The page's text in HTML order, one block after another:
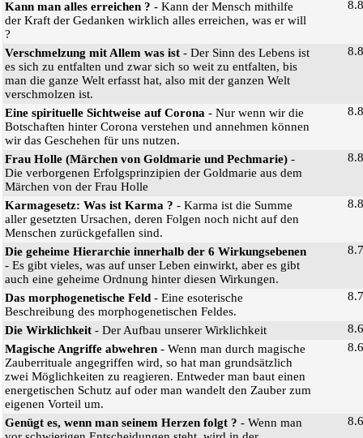
Kann man alles erreichen ? - Kann der Mensch mithilfe
der Kraft der Gedanken wirklich alles erreichen, was er will
?
8.8
Verschmelzung mit Allem was ist - Der Sinn des Lebens ist
es sich zu entfalten und zwar sich so weit zu entfalten, bis
man die ganze Welt erfasst hat, also mit der ganzen Welt
verschmolzen ist.
8.8
Eine spirituelle Sichtweise auf Corona - Nur wenn wir die
Botschaften hinter Corona verstehen und annehmen können
wir das Geschehen für uns nutzen.
8.8
Frau Holle (Märchen von Goldmarie und Pechmarie) -
Die verborgenen Erfolgsprinzipien der Goldmarie aus dem
Märchen von der Frau Holle
8.8
Karmagesetz: Was ist Karma ? - Karma ist die Summe
aller gesetzten Ursachen, deren Folgen noch nicht auf den
Menschen zurückgefallen sind.
8.8
Die geheime Hierarchie innerhalb der 6 Wirkungsebenen
- Es gibt vieles, was auf unser Leben einwirkt, aber es gibt
auch eine geheime Ordnung hinter diesen Wirkungen.
8.7
Das morphogenetische Feld - Eine esoterische
Beschreibung des morphogenetischen Feldes.
8.7
Die Wirklichkeit - Der Aufbau unserer Wirklichkeit
8.6
Magische Angriffe abwehren - Wenn man durch magische
Zauberrituale angegriffen wird, so hat man grundsätzlich
zwei Möglichkeiten zu reagieren. Entweder man baut einen
energetischen Schutz auf oder man wandelt den Zauber zum
eigenen Vorteil um.
8.6
Genügt es, wenn man seinem Herzen folgt ? - Wenn man
8.6